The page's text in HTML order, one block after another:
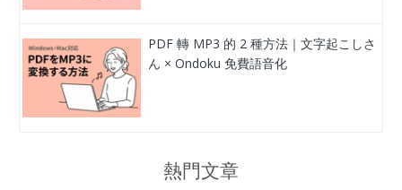
PDF 轉 MP3 的 2 種方法｜文字起こしさ
ん × Ondoku 免費語音化
熱門文章